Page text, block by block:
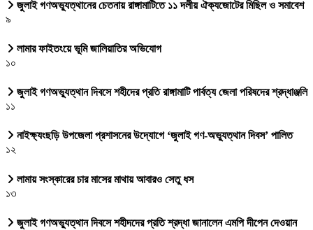
জুলাই গণঅভ্যুত্থানের চেতনায় রাঙ্গামাটিতে ১১ দলীয় ঐক্যজোটের মিছিল ও সমাবেশ
৯
লামার ফাইতংয়ে ভূমি জালিয়াতির অভিযোগ
১০
জুলাই গণঅভ্যুত্থান দিবসে শহীদের প্রতি রাঙ্গামাটি পার্বত্য জেলা পরিষদের শ্রদ্ধাঞ্জলি
১১
নাইক্ষ্যংছড়ি উপজেলা প্রশাসনের উদ্যোগে ‘জুলাই গণ-অভ্যুত্থান দিবস’ পালিত
১২
লামায় সংস্কারের চার মাসের মাথায় আবারও সেতু ধস
১৩
জুলাই গণঅভ্যুত্থান দিবসে শহীদদের প্রতি শ্রদ্ধা জানালেন এমপি দীপেন দেওয়ান